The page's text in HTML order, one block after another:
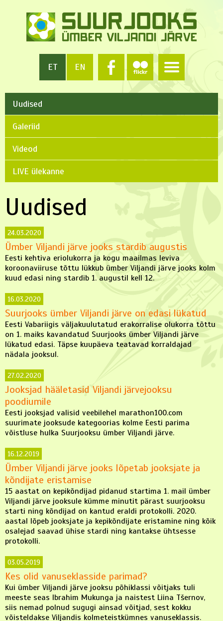
ET EN
Uudised
Galeriid
Videod
LIVE ülekanne
Uudised
24.03.2020
Ümber Viljandi järve jooks stardib augustis
Eesti kehtiva eriolukorra ja kogu maailmas leviva
koroonaviiruse tõttu lükkub ümber Viljandi järve jooks kolm
kuud edasi ning stardib 1. augustil kell 12.
16.03.2020
Suurjooks ümber Viljandi järve on edasi lükatud
Eesti Vabariigis väljakuulutatud erakorralise olukorra tõttu
on 1. maiks kavandatud Suurjooks ümber Viljandi järve
lükatud edasi. Täpse kuupäeva teatavad korraldajad
nädala jooksul.
27.02.2020
Jooksjad hääletasid Viljandi järvejooksu
poodiumile
Eesti jooksjad valisid veebilehel marathon100.com
suurimate jooksude kategoorias kolme Eesti parima
võistluse hulka Suurjooksu ümber Viljandi järve.
16.12.2019
Ümber Viljandi järve jooks lõpetab jooksjate ja
kõndijate eristamise
15 aastat on kepikõndijad pidanud startima 1. mail ümber
Viljandi järve jooksule kümme minutit pärast suurjooksu
starti ning kõndijad on kantud eraldi protokolli. 2020.
aastal lõpeb jooksjate ja kepikõndijate eristamine ning kõik
osalejad saavad ühise stardi ning kantakse ühtsesse
protokolli.
03.05.2019
Kes olid vanuseklasside parimad?
Kui ümber Viljandi järve jooksu põhiklassi võitjaks tuli
meeste seas Ibrahim Mukunga ja naistest Liina Tšernov,
siis nemad polnud sugugi ainsad võitjad, sest kokku
võisteldakse Viljandis kolmeteistkümnes vanuseklassis.